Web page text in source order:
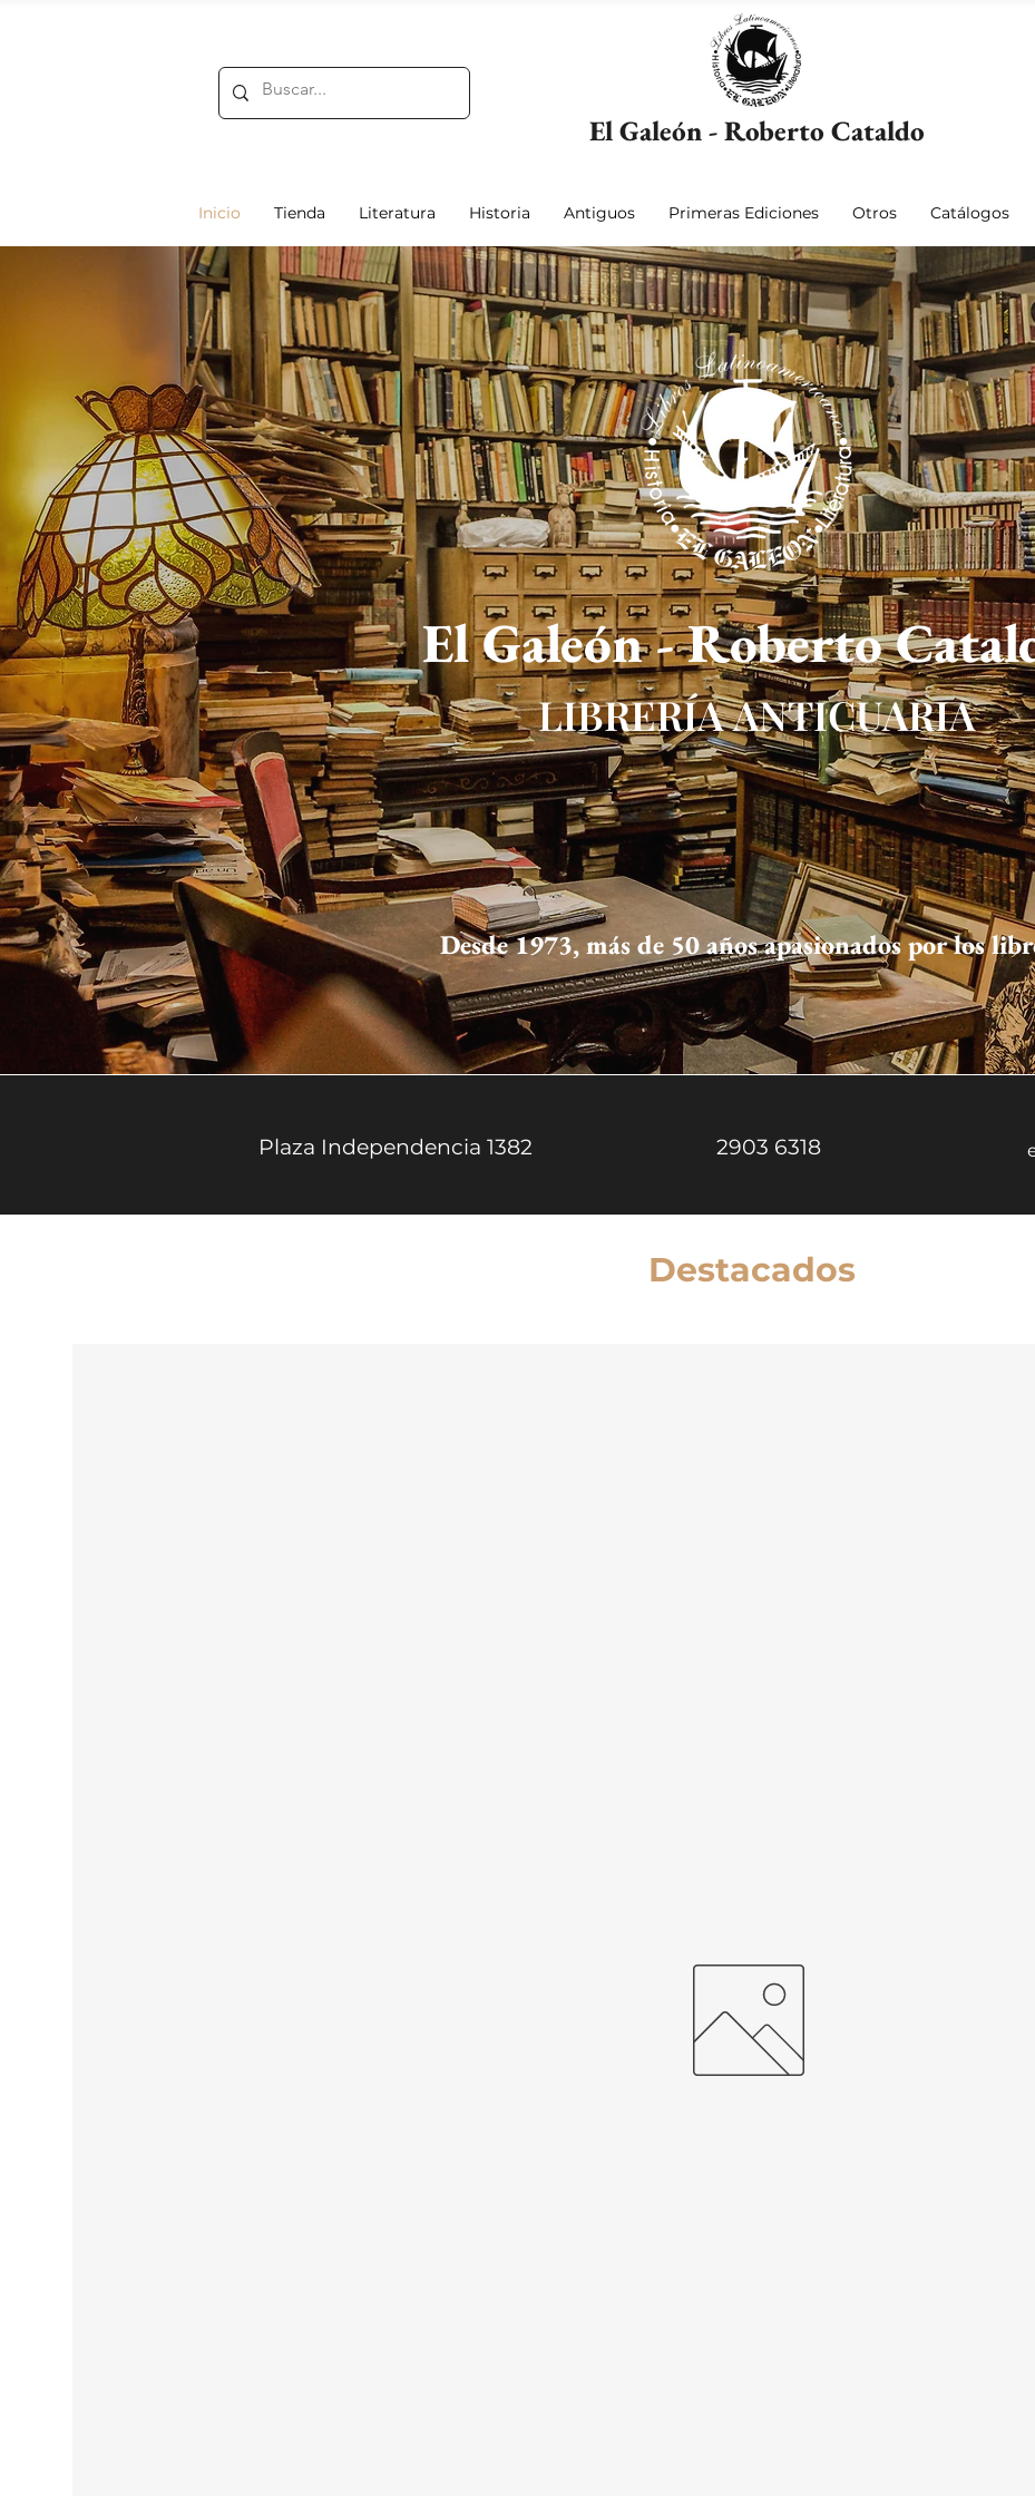
El Galeón - Roberto Cataldo
Inicio Tienda Literatura Historia Antiguos Primeras Ediciones Otros Catálogos
El Galeón - Roberto
LIBRERÍA ANTICUARIA
Desde 1973, más de 50 años apasionados por los
Plaza Independencia 1382 2903 6318
Destacados